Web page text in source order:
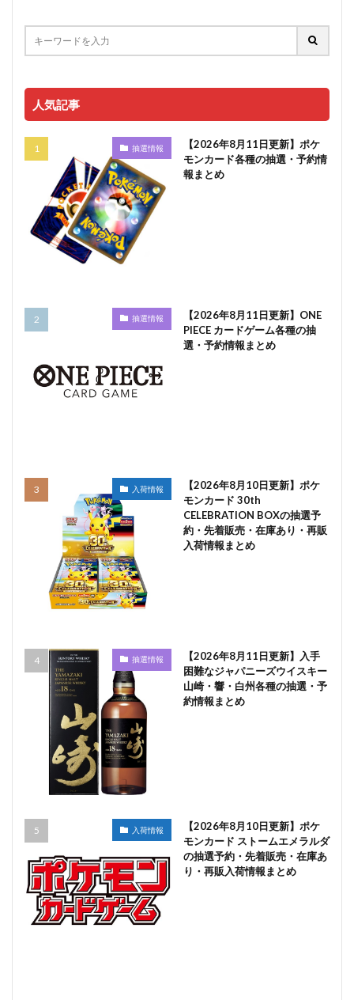
人気記事
抽選情報
【2026年8月11日更新】ポケ
モンカード各種の抽選・予約情
報まとめ
抽選情報
【2026年8月11日更新】ONE
PIECE カードゲーム各種の抽
選・予約情報まとめ
入荷情報
【2026年8月10日更新】ポケ
モンカード 30th
CELEBRATION BOXの抽選予
約・先着販売・在庫あり・再販
入荷情報まとめ
抽選情報
【2026年8月11日更新】入手
困難なジャパニーズウイスキー
山崎・響・白州各種の抽選・予
約情報まとめ
入荷情報
【2026年8月10日更新】ポケ
モンカード ストームエメラルダ
の抽選予約・先着販売・在庫あ
り・再販入荷情報まとめ